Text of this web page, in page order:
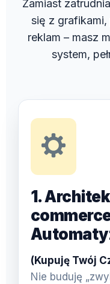
Zamiast
się z
reklam – masz
system,
1.
(Kupuję Twój
Nie buduję